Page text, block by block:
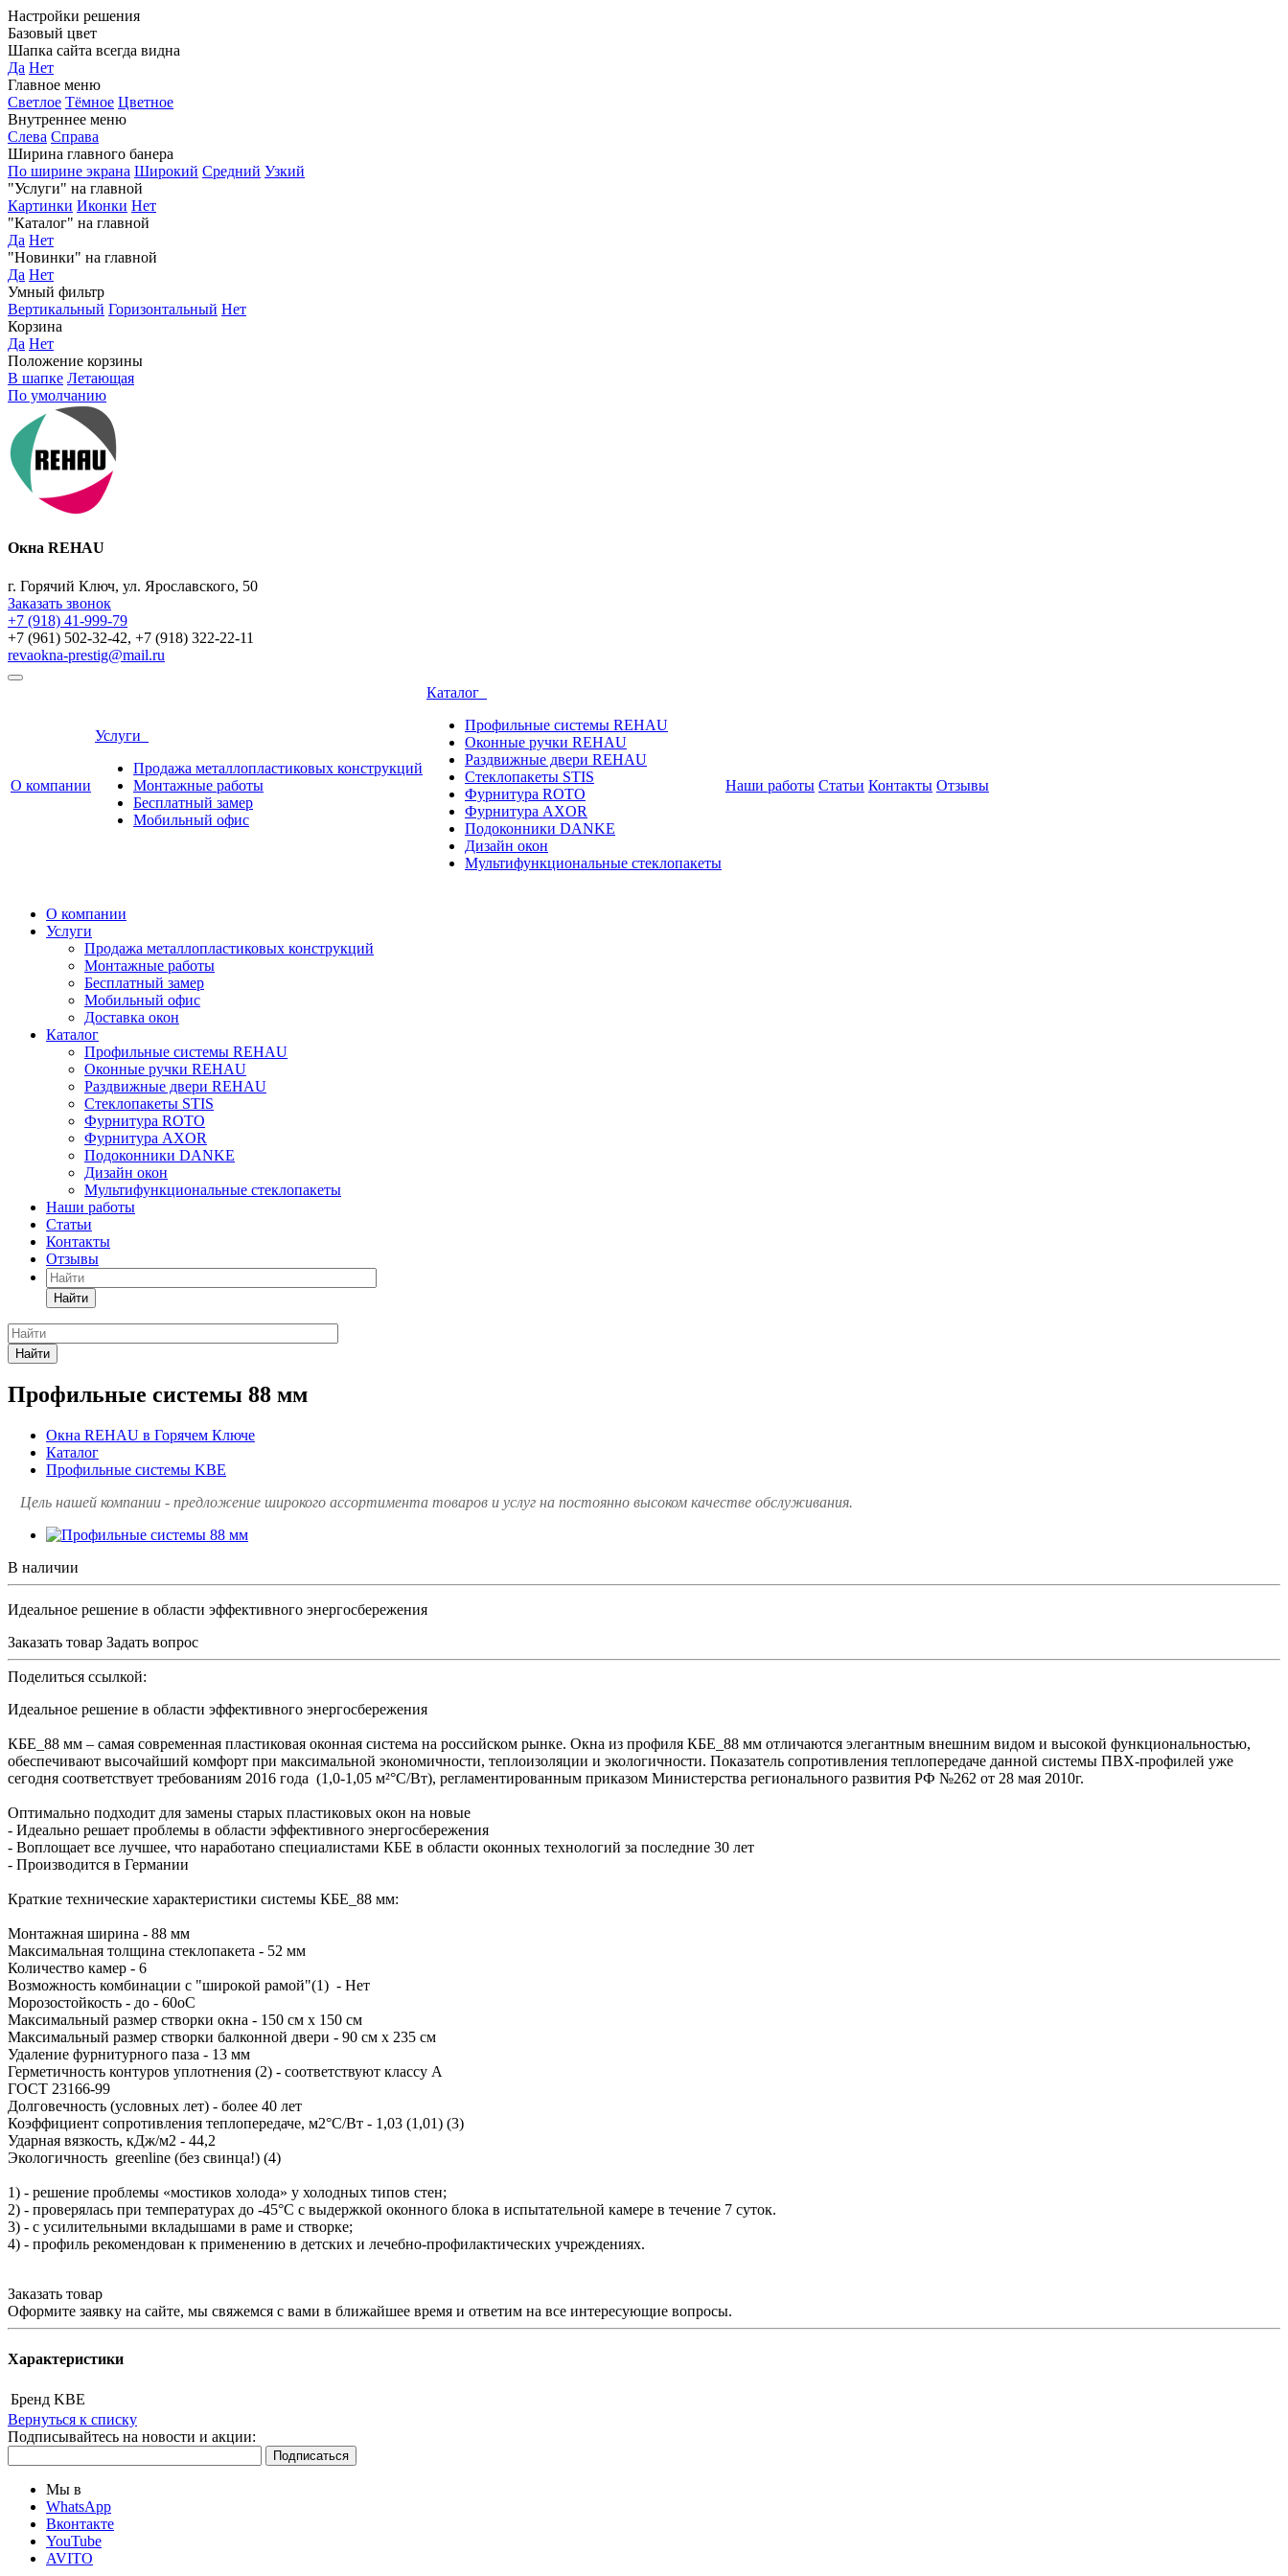
Настройки решения
Базовый цвет
Шапка сайта всегда видна
Да Нет
Главное меню
Светлое Тёмное Цветное
Внутреннее меню
Слева Справа
Ширина главного банера
По ширине экрана Широкий Средний Узкий
"Услуги" на главной
Картинки Иконки Нет
"Каталог" на главной
Да Нет
"Новинки" на главной
Да Нет
Умный фильтр
Вертикальный Горизонтальный Нет
Корзина
Да Нет
Положение корзины
В шапке Летающая
По умолчанию
Окна REHAU
г. Горячий Ключ, ул. Ярославского, 50
Заказать звонок
+7 (918) 41-999-79
+7 (961) 502-32-42, +7 (918) 322-22-11
revaokna-prestig@mail.ru
О компании
Услуги
Продажа металлопластиковых конструкций
Монтажные работы
Бесплатный замер
Мобильный офис
Каталог
Профильные системы REHAU
Оконные ручки REHAU
Раздвижные двери REHAU
Стеклопакеты STIS
Фурнитура ROTO
Фурнитура AXOR
Подоконники DANKE
Дизайн окон
Мультифункциональные стеклопакеты
Наши работы Статьи Контакты Отзывы
О компании
Услуги
Продажа металлопластиковых конструкций
Монтажные работы
Бесплатный замер
Мобильный офис
Доставка окон
Каталог
Профильные системы REHAU
Оконные ручки REHAU
Раздвижные двери REHAU
Стеклопакеты STIS
Фурнитура ROTO
Фурнитура AXOR
Подоконники DANKE
Дизайн окон
Мультифункциональные стеклопакеты
Наши работы
Статьи
Контакты
Отзывы
Найти
Найти
Профильные системы 88 мм
Окна REHAU в Горячем Ключе
Каталог
Профильные системы KBE
Цель нашей компании - предложение широкого ассортимента товаров и услуг на постоянно высоком качестве обслуживания.
В наличии
Идеальное решение в области эффективного энергосбережения
Заказать товар Задать вопрос
Поделиться ссылкой:
Идеальное решение в области эффективного энергосбережения
КБЕ_88 мм – самая современная пластиковая оконная система на российском рынке. Окна из профиля КБЕ_88 мм отличаются элегантным внешним видом и высокой функциональностью,
обеспечивают высочайший комфорт при максимальной экономичности, теплоизоляции и экологичности. Показатель сопротивления теплопередаче данной системы ПВХ-профилей уже
сегодня соответствует требованиям 2016 года (1,0-1,05 м²°С/Вт), регламентированным приказом Министерства регионального развития РФ №262 от 28 мая 2010г.
Оптимально подходит для замены старых пластиковых окон на новые
- Идеально решает проблемы в области эффективного энергосбережения
- Воплощает все лучшее, что наработано специалистами КБЕ в области оконных технологий за последние 30 лет
- Производится в Германии
Краткие технические характеристики системы КБЕ_88 мм:
Монтажная ширина - 88 мм
Максимальная толщина стеклопакета - 52 мм
Количество камер - 6
Возможность комбинации с "широкой рамой"(1) - Нет
Морозостойкость - до - 60оС
Максимальный размер створки окна - 150 см х 150 см
Максимальный размер створки балконной двери - 90 см х 235 см
Удаление фурнитурного паза - 13 мм
Герметичность контуров уплотнения (2) - соответствуют классу А
ГОСТ 23166-99
Долговечность (условных лет) - более 40 лет
Коэффициент сопротивления теплопередаче, м2°С/Вт - 1,03 (1,01) (3)
Ударная вязкость, кДж/м2 - 44,2
Экологичность greenline (без свинца!) (4)
1) - решение проблемы «мостиков холода» у холодных типов стен;
2) - проверялась при температурах до -45°С с выдержкой оконного блока в испытательной камере в течение 7 суток.
3) - с усилительными вкладышами в раме и створке;
4) - профиль рекомендован к применению в детских и лечебно-профилактических учреждениях.
Заказать товар
Оформите заявку на сайте, мы свяжемся с вами в ближайшее время и ответим на все интересующие вопросы.
Характеристики
Бренд KBE
Вернуться к списку
Подписывайтесь на новости и акции:
Мы в
WhatsApp
Вконтакте
YouTube
AVITO